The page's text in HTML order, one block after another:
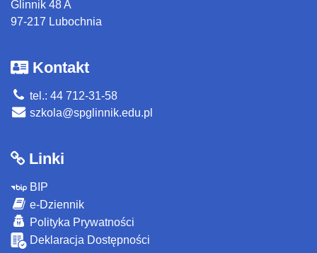
Glinnik 48 A
97-217 Lubochnia
Kontakt
tel.: 44 712-31-58
szkola@spglinnik.edu.pl
Linki
BIP
e-Dziennik
Polityka Prywatności
Deklaracja Dostępności